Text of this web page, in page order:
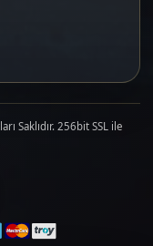
Saklıdır. 256bit SSL ile